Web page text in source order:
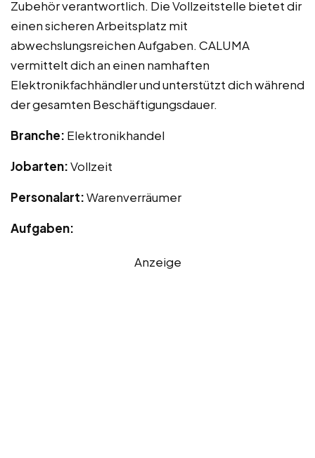
Zubehör verantwortlich. Die Vollzeitstelle bietet dir
einen sicheren Arbeitsplatz mit
abwechslungsreichen Aufgaben. CALUMA
vermittelt dich an einen namhaften
Elektronikfachhändler und unterstützt dich während
der gesamten Beschäftigungsdauer.
Branche: Elektronikhandel
Jobarten:Vollzeit
Personalart:Warenverräumer
Aufgaben:
Anzeige